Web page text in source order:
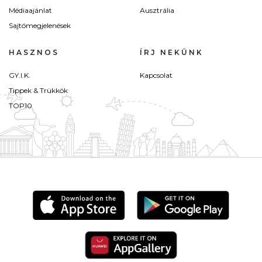
Médiaajánlat
Sajtómegjelenések
Ausztrália
HASZNOS
GY.I.K.
Tippek & Trükkök
TOP10
ÍRJ NEKÜNK
Kapcsolat